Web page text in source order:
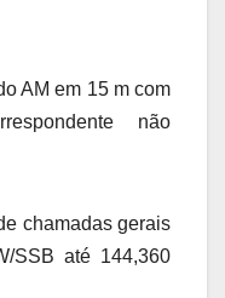
AM em 15 m com
não
chamadas gerais
SSB até 144,360